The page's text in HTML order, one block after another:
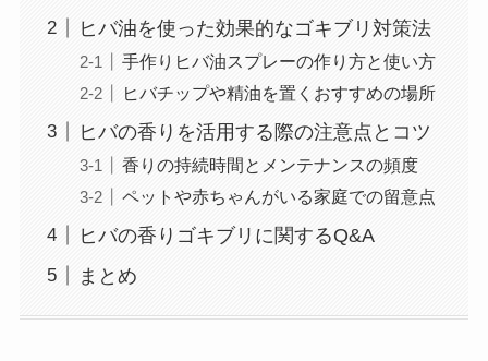
ヒバ油を使った効果的なゴキブリ対策法
手作りヒバ油スプレーの作り方と使い方
ヒバチップや精油を置くおすすめの場所
ヒバの香りを活用する際の注意点とコツ
香りの持続時間とメンテナンスの頻度
ペットや赤ちゃんがいる家庭での留意点
ヒバの香りゴキブリに関するQ&A
まとめ